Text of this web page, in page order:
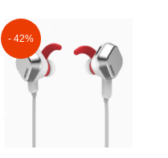
- 42%